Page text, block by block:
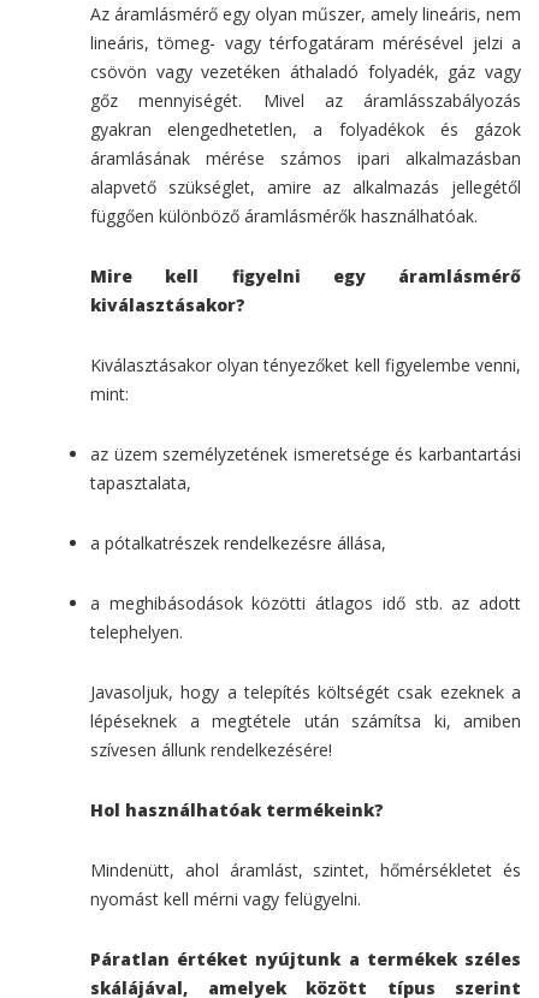
Az áramlásmérő egy olyan műszer, amely lineáris, nem
lineáris, tömeg- vagy térfogatáram mérésével jelzi a
csövön vagy vezetéken áthaladó folyadék, gáz vagy
gőz mennyiségét. Mivel az áramlásszabályozás
gyakran elengedhetetlen, a folyadékok és gázok
áramlásának mérése számos ipari alkalmazásban
alapvető szükséglet, amire az alkalmazás jellegétől
függően különböző áramlásmérők használhatóak.
Mire kell figyelni egy áramlásmérő
kiválasztásakor?
Kiválasztásakor olyan tényezőket kell figyelembe venni,
mint:
az üzem személyzetének ismeretsége és karbantartási
tapasztalata,
a pótalkatrészek rendelkezésre állása,
a meghibásodások közötti átlagos idő stb. az adott
telephelyen.
Javasoljuk, hogy a telepítés költségét csak ezeknek a
lépéseknek a megtétele után számítsa ki, amiben
szívesen állunk rendelkezésére!
Hol használhatóak termékeink?
Mindenütt, ahol áramlást, szintet, hőmérsékletet és
nyomást kell mérni vagy felügyelni.
Páratlan értéket nyújtunk a termékek széles
skálájával, amelyek között típus szerint